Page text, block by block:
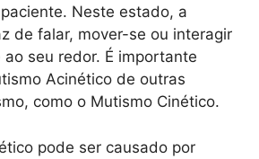
Neste estado, a
de falar, mover-se ou interagir
seu redor. É importante
Acinético de outras
como o Mutismo Cinético.
pode ser causado por